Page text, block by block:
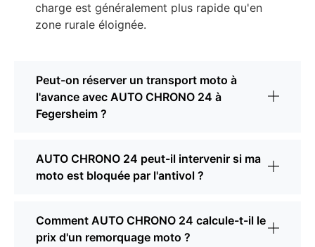
charge est généralement plus rapide qu'en
zone rurale éloignée.
Peut-on réserver un transport moto à
l'avance avec AUTO CHRONO 24 à
Fegersheim ?
AUTO CHRONO 24 peut-il intervenir si ma
moto est bloquée par l'antivol ?
Comment AUTO CHRONO 24 calcule-t-il le
prix d'un remorquage moto ?